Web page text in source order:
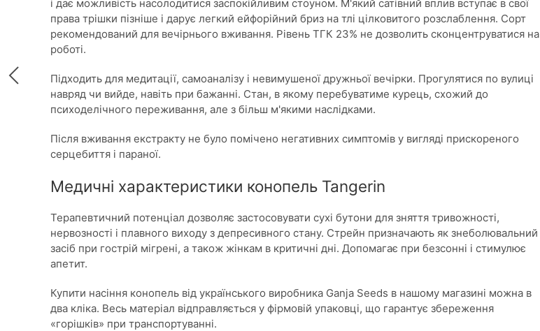
і дає можливість насолодитися заспокійливим стоуном. М'який сатівний вплив вступає в свої
права трішки пізніше і дарує легкий ейфорійний бриз на тлі цілковитого розслаблення. Сорт
рекомендований для вечірнього вживання. Рівень ТГК 23% не дозволить сконцентруватися на
роботі.
Підходить для медитації, самоаналізу і невимушеної дружньої вечірки. Прогулятися по вулиці
навряд чи вийде, навіть при бажанні. Стан, в якому перебуватиме курець, схожий до
психоделічного переживання, але з більш м'якими наслідками.
Після вживання екстракту не було помічено негативних симптомів у вигляді прискореного
серцебиття і параної.
Медичні характеристики конопель Tangerin
Терапевтичний потенціал дозволяє застосовувати сухі бутони для зняття тривожності,
нервозності і плавного виходу з депресивного стану. Стрейн призначають як знеболювальний
засіб при гострій мігрені, а також жінкам в критичні дні. Допомагає при безсонні і стимулює
апетит.
Купити насіння конопель від українського виробника Ganja Seeds в нашому магазині можна в
два кліка. Весь матеріал відправляється у фірмовій упаковці, що гарантує збереження
«горішків» при транспортуванні.